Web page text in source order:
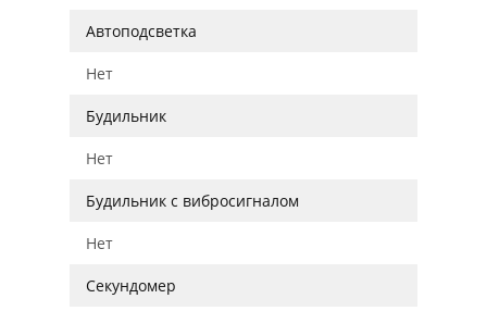
Автоподсветка
Нет
Будильник
Нет
Будильник с вибросигналом
Нет
Секундомер